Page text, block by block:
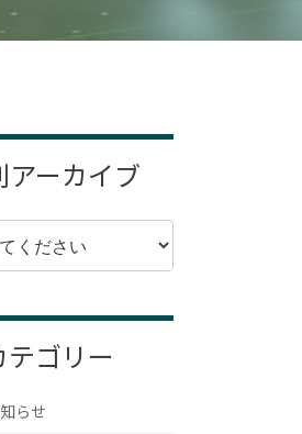
アーカイブ
テゴリー
らせ